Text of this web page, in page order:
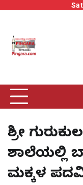
ಶ್ರೀ
ಶಾಲೆಯಲ್ಲಿ
ಮಕ್ಕಳ